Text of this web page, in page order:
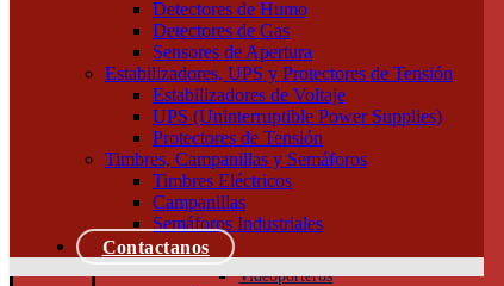
Detectores de Humo
Detectores de Gas
Sensores de Apertura
Estabilizadores, UPS y Protectores de Tensión
Estabilizadores de Voltaje
UPS (Uninterruptible Power Supplies)
Protectores de Tensión
Timbres, Campanillas y Semáforos
Timbres Eléctricos
Campanillas
Semáforos Industriales
Contactanos
Llaves de Luz
Módulos, interruptores y tomas
Tapas y bastidores
Cajas Superficie y Capsuladas
Puesta a tierra
Accesorios
Cajas de inspección
Jabalinas
Seguridad
Cámaras de Seguridad
Porteros
Porteros Eléctricos
Videoporteros